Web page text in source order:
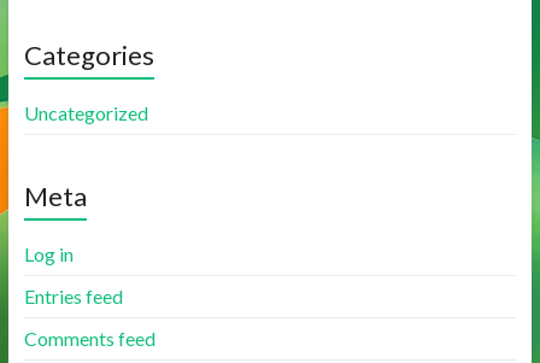
Categories
Uncategorized
Meta
Log in
Entries feed
Comments feed